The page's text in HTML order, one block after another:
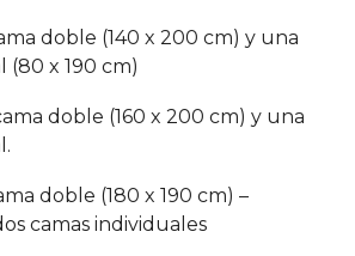
doble (140 x 200 cm) y una
(80 x 190 cm)
doble (160 x 200 cm) y una
doble (180 x 190 cm) –
camas individuales